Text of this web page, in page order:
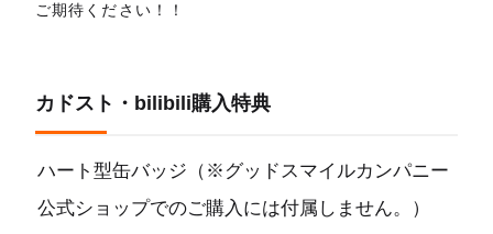
ご期待ください！！
カドスト・bilibili購入特典
ハート型缶バッジ（※グッドスマイルカンパニー
公式ショップでのご購入には付属しません。）